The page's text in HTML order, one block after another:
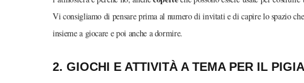
Vi consigliamo di pensare prima al numero di invitati e di capire lo spazio
insieme a giocare e poi anche a dormire.
2. GIOCHI E ATTIVITÀ A TEMA PER IL